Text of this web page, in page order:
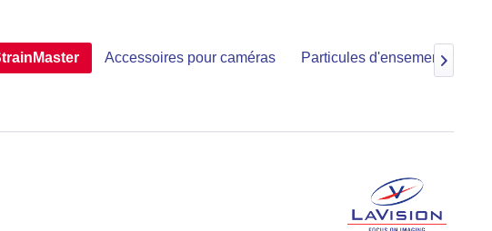
Accessoires pour caméras Particules d'ensemencement
